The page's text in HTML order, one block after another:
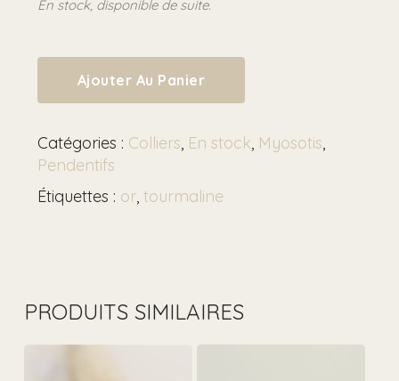
En stock, disponible de suite.
Ajouter Au Panier
Catégories : Colliers, En stock, Myosotis,
Pendentifs
Étiquettes : or, tourmaline
PRODUITS SIMILAIRES